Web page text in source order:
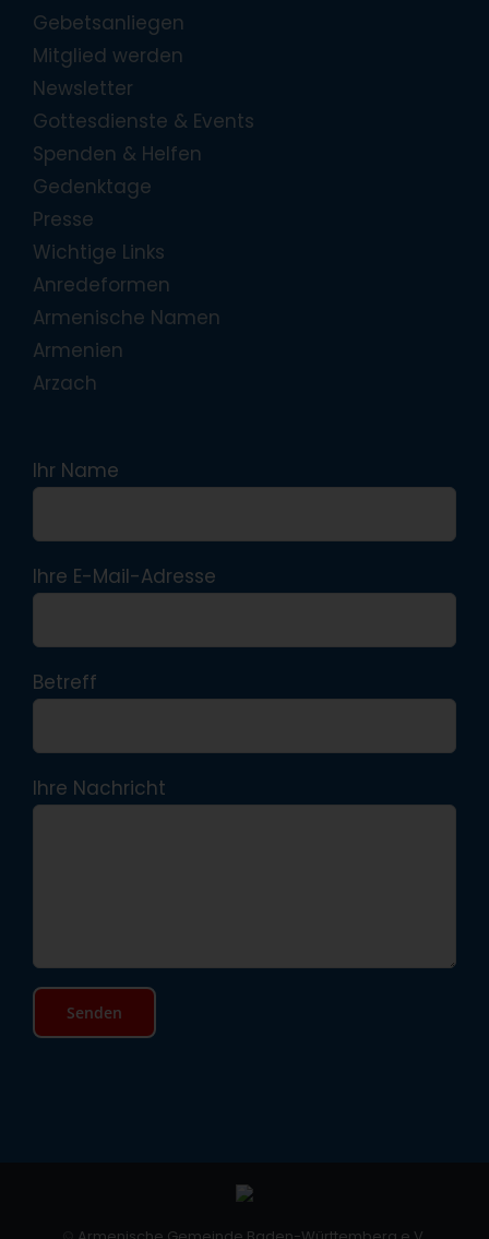
Gebetsanliegen
Mitglied werden
Newsletter
Gottesdienste & Events
Spenden & Helfen
Gedenktage
Presse
Wichtige Links
Anredeformen
Armenische Namen
Armenien
Arzach
Ihr Name
Ihre E-Mail-Adresse
Betreff
Ihre Nachricht